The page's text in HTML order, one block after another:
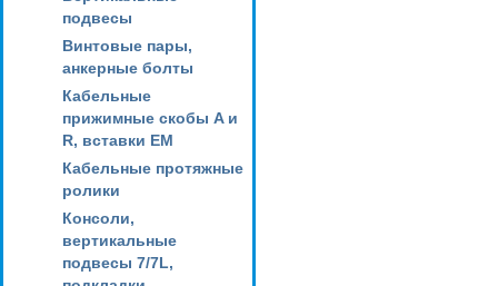
подвесы
Винтовые пары,
анкерные болты
Кабельные
прижимные скобы A и
R, вставки EM
Кабельные протяжные
ролики
Консоли,
вертикальные
подвесы 7/7L,